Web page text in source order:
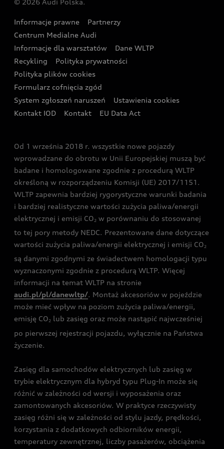
Wyszukaj najbliższego Partnera Audi
Oferta dla przedsiębiorców
Oferta dla klientów prywatnych
Kalkulator rat
Ubezpieczenie
Audi exclusive
Zasięg
Gwarancja
Akcje serwisowe Audi
Katalog online akcesoriów
Audi i Muzeum Sztuki Nowoczesnej w Warszawie
Audi driving experience
Audi quattro Cup
Audi i Puchar Świata w Skokach Narciarskich w
Zakopanem
© 2026 Audi Polska.
Informacje prawne
Partnerzy
Centrum Medialne Audi
Informacje dla warsztatów
Dane WLTP
Recykling
Polityka prywatności
Polityka plików cookies
Formularz cofnięcia zgód
System zgłoszeń naruszeń
Ustawienia cookies
Kontakt IOD
Kontakt EU Data Act
Od 1 września 2018 r. wszystkie nowe pojazdy
wprowadzane do obrotu w Unii Europejskiej muszą być
badane i homologowane zgodnie z procedurą WLTP
określoną w rozporządzeniu Komisji (UE) 2017/1151.
WLTP zapewnia bardziej rygorystyczne warunki badania
i bardziej realistyczne wartości zużycia paliwa/energii
elektrycznej i emisji CO2 w porównaniu do stosowanej
to tej pory metody NEDC. Prezentowane dane dotyczące
wartości zużycia paliwa/energii elektrycznej i emisji CO2
są danymi zgodnymi ze świadectwem homologacji typu
wyznaczonymi zgodnie z procedurą WLTP. Więcej
informacji na temat WLTP na stronie
audi.pl/pl/danewltp/. Montaż akcesoriów w pojeździe
może mieć wpływ na poziom zużycia paliwa/energii,
emisję CO2 lub zasięg oraz może nastąpić najwcześniej
po pierwszej rejestracji pojazdu, wyłącznie na Państwa
życzenie.
Zasięg dla samochodów elektrycznych lub zasięg w
trybie elektrycznym dla hybryd typu Plug-In może się
różnić w zależności od wersji i wyposażenia oraz
zamontowanych akcesoriów. W praktyce rzeczywisty
zasięg różni się w zależności od stylu jazdy, prędkości,
korzystania z dodatkowych odbiorników energii,
temperatury zewnętrznej, liczby pasażerów, obciążenia